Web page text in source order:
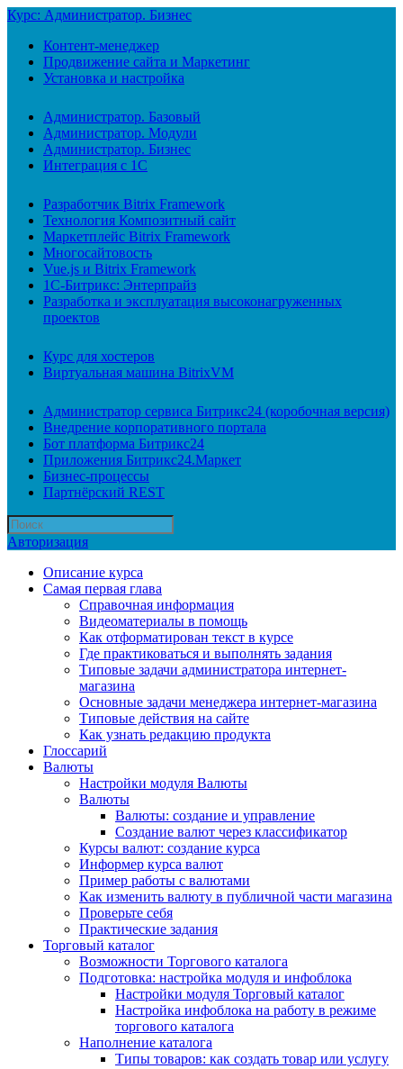
Курс: Администратор. Бизнес
Контент-менеджер
Продвижение сайта и Маркетинг
Установка и настройка
Администратор. Базовый
Администратор. Модули
Администратор. Бизнес
Интеграция с 1С
Разработчик Bitrix Framework
Технология Композитный сайт
Маркетплейс Bitrix Framework
Многосайтовость
Vue.js и Bitrix Framework
1С-Битрикс: Энтерпрайз
Разработка и эксплуатация высоконагруженных
проектов
Курс для хостеров
Виртуальная машина BitrixVM
Администратор сервиса Битрикс24 (коробочная версия)
Внедрение корпоративного портала
Бот платформа Битрикс24
Приложения Битрикс24.Маркет
Бизнес-процессы
Партнёрский REST
Авторизация
Описание курса
Самая первая глава
Справочная информация
Видеоматериалы в помощь
Как отформатирован текст в курсе
Где практиковаться и выполнять задания
Типовые задачи администратора интернет-
магазина
Основные задачи менеджера интернет-магазина
Типовые действия на сайте
Как узнать редакцию продукта
Глоссарий
Валюты
Настройки модуля Валюты
Валюты
Валюты: создание и управление
Создание валют через классификатор
Курсы валют: создание курса
Информер курса валют
Пример работы с валютами
Как изменить валюту в публичной части магазина
Проверьте себя
Практические задания
Торговый каталог
Возможности Торгового каталога
Подготовка: настройка модуля и инфоблока
Настройки модуля Торговый каталог
Настройка инфоблока на работу в режиме
торгового каталога
Наполнение каталога
Типы товаров: как создать товар или услугу